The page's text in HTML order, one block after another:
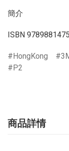
簡介
ISBN
HongKong
P2
商品詳情